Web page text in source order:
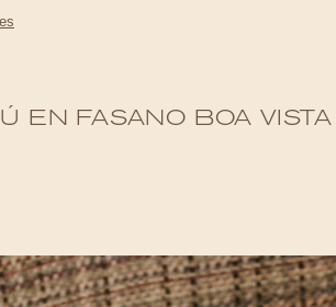
EN FASANO BOA VISTA